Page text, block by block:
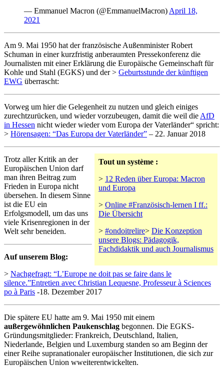
— Emmanuel Macron (@EmmanuelMacron) April 18,
2021
Am 9. Mai 1950 hat der französische Außenminister Robert
Schuman in einer kurzfristig anberaumten Pressekonferenz die
Journalisten mit einer Erklärung die Europäische Gemeinschaft für
Kohle und Stahl (EGKS) und der > Geburtsstunde der künftigen
EWG überrascht:
Vorweg um hier die Gelegenheit zu nutzen und gleich einiges
zurechtzurücken, und wieder vorzubeugen, damit die weil die AfD
in Hessen nicht wieder wieder vom Europa der Vaterländer“ spricht:
> Hörensagen: “Das Europa der Vaterländer” – 22. Januar 2018
Tout un système :
> 12 Reden über Europa: Macron
und Europa
> Online #Französisch-lernen I ff.:
Die Übersicht
> #ondoitrelire> Die Konzeption
unsere Blogs: Pädagogik,
Fachdidaktik und auch Journalismus
Trotz aller Kritik an der
Europäischen Union darf
man ihren Beitrag zum
Frieden in Europa nicht
übersehen. In diesem Sinne
ist die EU ein
Erfolgsmodell, um das uns
viele Krisenregionen in der
Welt sehr beneiden.
Auf unserem Blog:
> Nachgefragt: “L’Europe ne doit pas se faire dans le
silence.”Entretien avec Christian Lequesne, Professeur à Sciences
po à Paris -18. Dezember 2017
Die spätere EU hatte am 9. Mai 1950 mit einem
außergewöhnlichen Paukenschlag begonnen. Die EGKS-
Gründungsmitglieder: Frankreich, Deutschland, Italien,
Niederlande, Belgien und Luxemburg standen so am Beginn der
einer Reihe supranationaler europäischer Institutionen, die sich zur
Europäischen Union wweiterentwickelten.